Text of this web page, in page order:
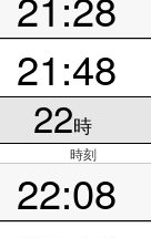
21:48
22時
時刻
22:08